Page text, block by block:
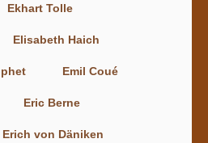
Ekhart Tolle
Elisabeth Haich
Emil Coué
Eric Berne
Erich von Däniken